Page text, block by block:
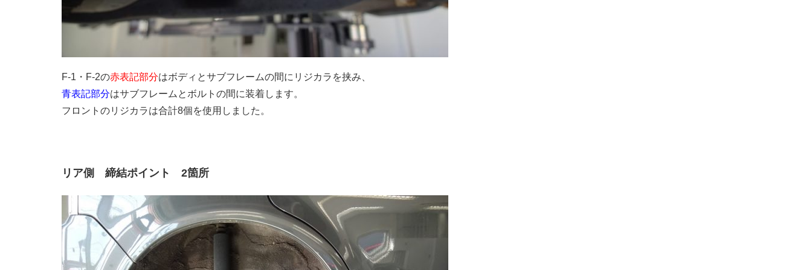
F-1・F-2の赤表記部分はボディとサブフレームの間にリジカラを挟み、
青表記部分はサブフレームとボルトの間に装着します。
フロントのリジカラは合計8個を使用しました。
リア側 締結ポイント 2箇所